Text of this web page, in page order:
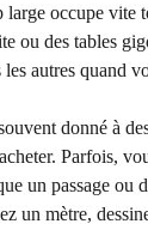
large occupe vite
ou des tables
les autres quand
donné à
Parfois,
un passage ou
un mètre,